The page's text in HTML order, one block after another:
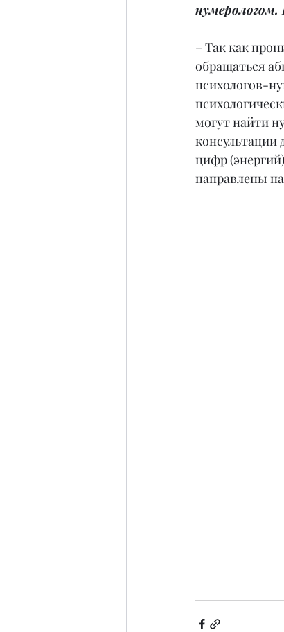
– Так как
обращаться
психологов-
могут найти
цифр
направлены